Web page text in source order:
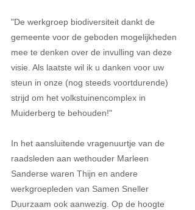
"De werkgroep biodiversiteit dankt de
gemeente voor de geboden mogelijkheden
mee te denken over de invulling van deze
visie. Als laatste wil ik u danken voor uw
steun in onze (nog steeds voortdurende)
strijd om het volkstuinencomplex in
Muiderberg te behouden!"
In het aansluitende vragenuurtje van de
raadsleden aan wethouder Marleen
Sanderse waren Thijn en andere
werkgroepleden van Samen Sneller
Duurzaam ook aanwezig. Op de hoogte